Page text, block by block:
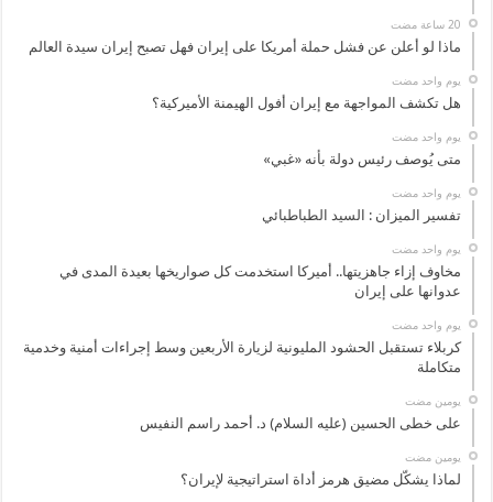
ماذا لو أعلن عن فشل حملة أمريكا على إيران فهل تصبح إيران سيدة العالم
‏يوم واحد مضت
هل تكشف المواجهة مع إيران أفول الهيمنة الأميركية؟
‏يوم واحد مضت
متى يُوصف رئيس دولة بأنه «غبي»
‏يوم واحد مضت
تفسير الميزان : السيد الطباطبائي
‏يوم واحد مضت
مخاوف إزاء جاهزيتها.. أميركا استخدمت كل صواريخها بعيدة المدى في
عدوانها على إيران
‏يوم واحد مضت
كربلاء تستقبل الحشود المليونية لزيارة الأربعين وسط إجراءات أمنية وخدمية
متكاملة
‏يومين مضت
على خطى الحسين (عليه السلام) د. أحمد راسم النفيس
‏يومين مضت
لماذا يشكّل مضيق هرمز أداة استراتيجية لإيران؟